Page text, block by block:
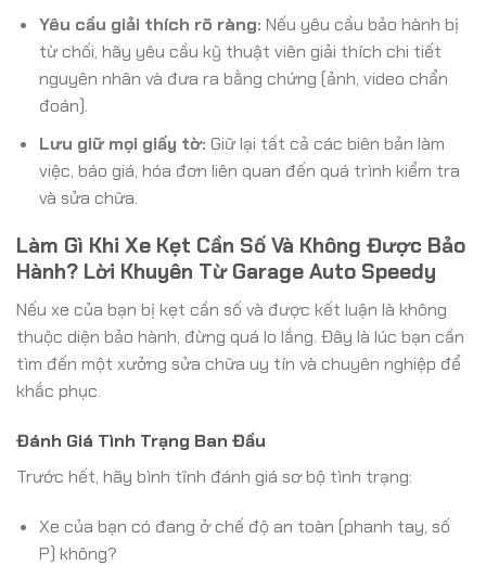
Yêu cầu giải thích rõ ràng: Nếu yêu cầu bảo hành bị
từ chối, hãy yêu cầu kỹ thuật viên giải thích chi tiết
nguyên nhân và đưa ra bằng chứng (ảnh, video chẩn
đoán).
Lưu giữ mọi giấy tờ: Giữ lại tất cả các biên bản làm
việc, báo giá, hóa đơn liên quan đến quá trình kiểm tra
và sửa chữa.
Làm Gì Khi Xe Kẹt Cần Số Và Không Được Bảo
Hành? Lời Khuyên Từ Garage Auto Speedy
Nếu xe của bạn bị kẹt cần số và được kết luận là không
thuộc diện bảo hành, đừng quá lo lắng. Đây là lúc bạn cần
tìm đến một xưởng sửa chữa uy tín và chuyên nghiệp để
khắc phục.
Đánh Giá Tình Trạng Ban Đầu
Trước hết, hãy bình tĩnh đánh giá sơ bộ tình trạng:
Xe của bạn có đang ở chế độ an toàn (phanh tay, số
P) không?